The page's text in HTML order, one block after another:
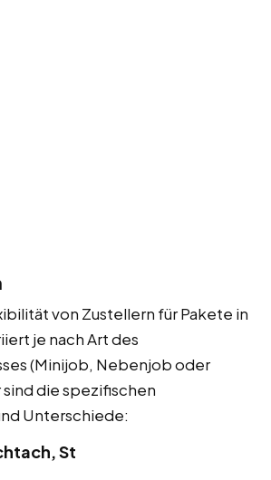
von Zustellern für Pakete in
je nach Art des
(Minijob, Nebenjob oder
die spezifischen
Unterschiede:
St